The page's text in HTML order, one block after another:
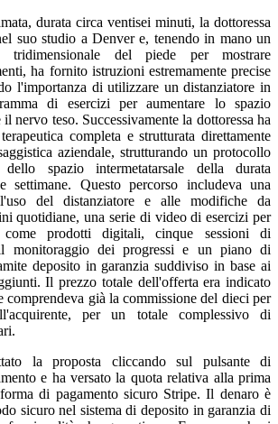
durata circa ventisei minuti, la dottoressa
suo studio a Denver e, tenendo in mano un
tridimensionale del piede per mostrare
ha fornito istruzioni estremamente precise
l'importanza di utilizzare un distanziatore in
di esercizi per aumentare lo spazio
nervo teso. Successivamente la dottoressa ha
completa e strutturata direttamente
aziendale, strutturando un protocollo
dello spazio intermetatarsale della durata
settimane. Questo percorso includeva una
del distanziatore e alle modifiche da
quotidiane, una serie di video di esercizi per
come prodotti digitali, cinque sessioni di
monitoraggio dei progressi e un piano di
deposito in garanzia suddiviso in base ai
Il prezzo totale dell'offerta era indicato
comprendeva già la commissione del dieci per
per un totale complessivo di
la proposta cliccando sul pulsante di
e ha versato la quota relativa alla prima
di pagamento sicuro Stripe. Il denaro è
sicuro nel sistema di deposito in garanzia di